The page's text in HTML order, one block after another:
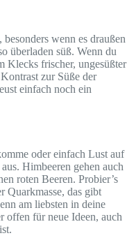
wenn es draußen
überladen süß. Wenn du
Klecks frischer, ungesüßter
zur Süße der
einfach noch ein
oder einfach Lust auf
Himbeeren gehen auch
roten Beeren. Probier’s
Quarkmasse, das gibt
am liebsten in deine
offen für neue Ideen, auch